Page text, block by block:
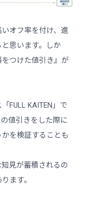
オフ率を付け、進
思います。しか
つけた値引き』が
FULL KAITEN」で
値引きをした際に
を検証することも
見が蓄積されるの
ます。